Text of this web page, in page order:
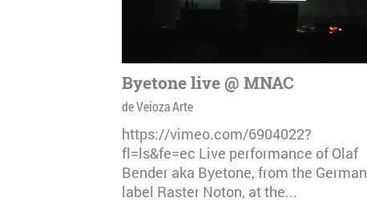
Byetone live @ MNAC
de Veioza Arte
https://vimeo.com/6904022?
fl=ls&fe=ec Live performance of Olaf
Bender aka Byetone, from the German
label Raster Noton, at the...